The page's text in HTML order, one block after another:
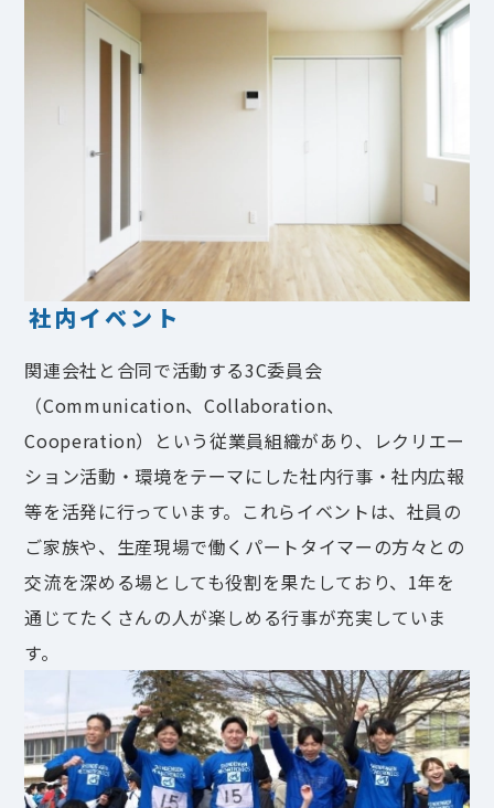
社内イベント
関連会社と合同で活動する3C委員会
（Communication、Collaboration、
Cooperation）という従業員組織があり、レクリエー
ション活動・環境をテーマにした社内行事・社内広報
等を活発に行っています。これらイベントは、社員の
ご家族や、生産現場で働くパートタイマーの方々との
交流を深める場としても役割を果たしており、1年を
通じてたくさんの人が楽しめる行事が充実していま
す。